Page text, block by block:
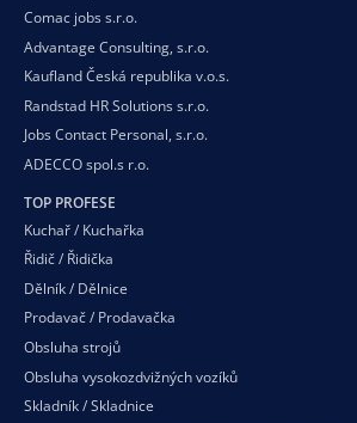
Comac jobs s.r.o.
Advantage Consulting, s.r.o.
Kaufland Česká republika v.o.s.
Randstad HR Solutions s.r.o.
Jobs Contact Personal, s.r.o.
ADECCO spol.s r.o.
TOP PROFESE
Kuchař / Kuchařka
Řidič / Řidička
Dělník / Dělnice
Prodavač / Prodavačka
Obsluha strojů
Obsluha vysokozdvižných vozíků
Skladník / Skladnice